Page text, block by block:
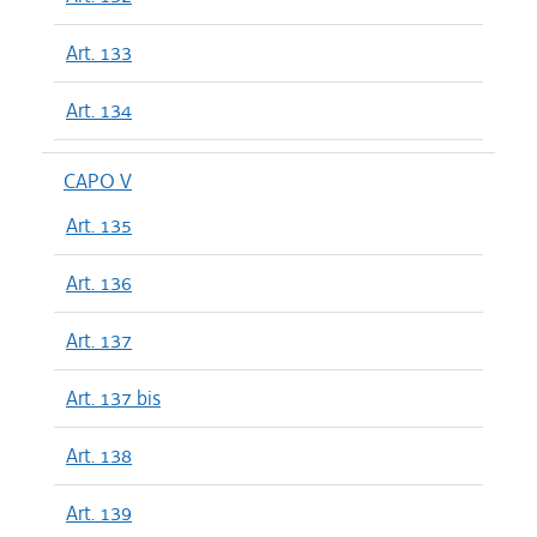
Art. 133
Art. 134
CAPO V
Art. 135
Art. 136
Art. 137
Art. 137 bis
Art. 138
Art. 139